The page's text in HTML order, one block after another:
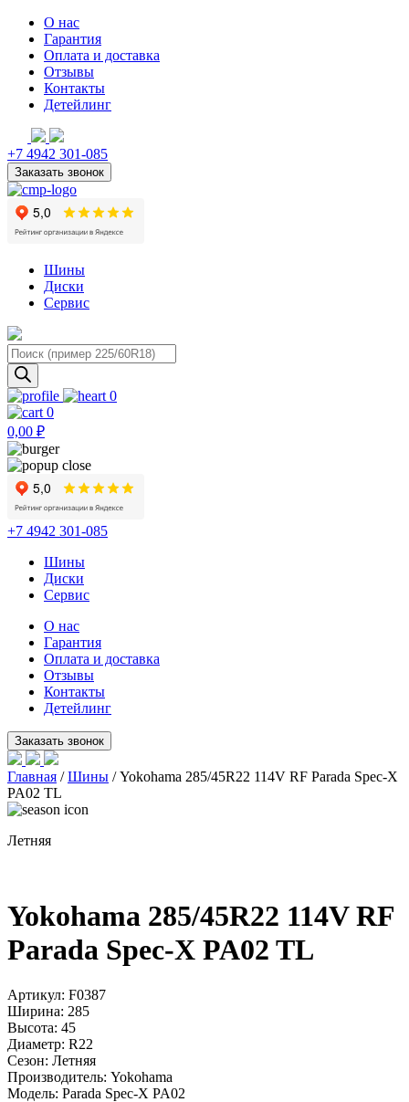
О нас
Гарантия
Оплата и доставка
Отзывы
Контакты
Детейлинг
+7 4942 301-085
Шины
Диски
Сервис
Поиск
товаров
0
0
0,00 ₽
+7 4942 301-085
Шины
Диски
Сервис
О нас
Гарантия
Оплата и доставка
Отзывы
Контакты
Детейлинг
Главная /Шины / Yokohama 285/45R22 114V RF Parada Spec-X
PA02 TL
Летняя
Yokohama 285/45R22 114V RF
Parada Spec-X PA02 TL
Артикул: F0387
Ширина: 285
Высота: 45
Диаметр: R22
Сезон: Летняя
Производитель: Yokohama
Модель: Parada Spec-X PA02